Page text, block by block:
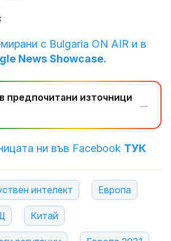
с Bulgaria ON AIR и в
News Showcase.
предпочитани източници
→
ни във Facebook ТУК
интелект Европа
Китай